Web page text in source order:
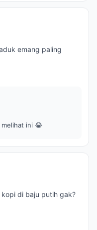
emang paling
melihat ini 😂
di baju putih gak?